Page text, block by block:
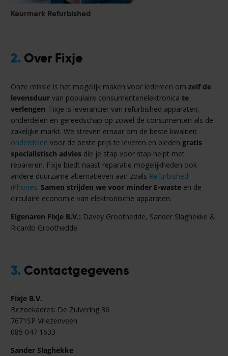
Keurmerk Refurbished
2. Over Fixje
Onze missie is het mogelijk maken voor iedereen om zelf de
levensduurvan populaire consumentenelektronica te
verlengen. Fixje is leverancier van refurbished apparaten,
onderdelen en gereedschap op zowel de consumenten als de
zakelijke markt. We streven ernaar om de beste kwaliteit
onderdelen voor de beste prijs te leveren en bieden gratis
specialistisch advies die je stap voor stap helpt met
repareren. Fixje biedt naast reparatie mogelijkheden ook
andere duurzame alternatieven aan zoals Refurbished
iPhones. Samen strijden we voor minder E-wasteen de
circulaire economie van elektronische apparaten.
Eigenaren Fixje B.V.: Davey Groothedde, Sander Slaghekke &
Ricardo Groothedde
3. Contactgegevens
Fixje B.V.
Bezoekadres: De Zuivering 36
7671SP Vriezenveen
085 047 1633
Sander Slaghekke